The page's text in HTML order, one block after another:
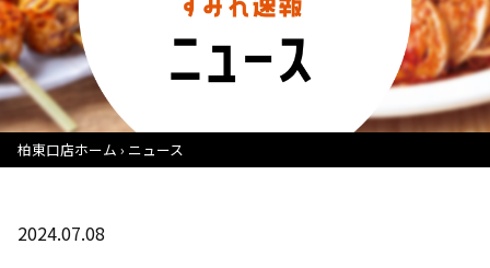
柏東口店ホーム ニュース
2024.07.08